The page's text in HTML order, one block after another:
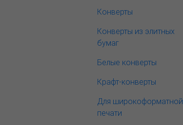
Конверты
Конверты из элитных
бумаг
Белые конверты
Крафт-конверты
Для широкоформатной
печати